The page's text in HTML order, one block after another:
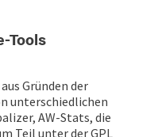
Tools
Gründen der
unterschiedlichen
AW-Stats, die
Teil unter der GPL